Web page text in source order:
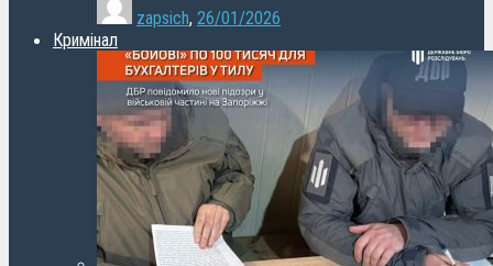
zapsich, 26/01/2026
Кримінал